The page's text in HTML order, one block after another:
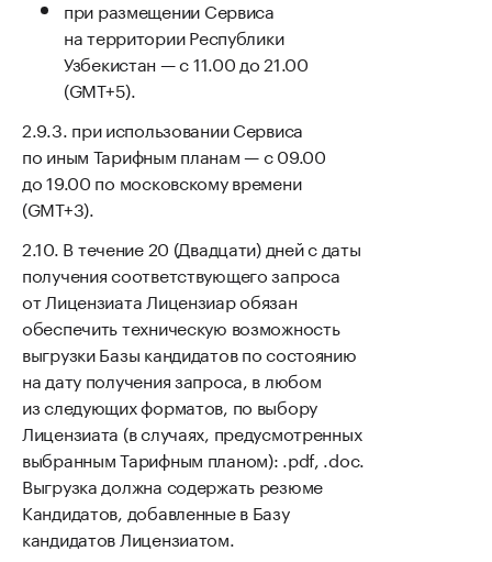
при размещении Сервиса
на территории Республики
Узбекистан — с 11.00 до 21.00
(GMT+5).
при использовании Сервиса
по иным Тарифным планам — с 09.00
до 19.00 по московскому времени
(GMT+3).
В течение 20 (Двадцати) дней с даты
получения соответствующего запроса
от Лицензиата Лицензиар обязан
обеспечить техническую возможность
выгрузки Базы кандидатов по состоянию
на дату получения запроса, в любом
из следующих форматов, по выбору
Лицензиата (в случаях, предусмотренных
выбранным Тарифным планом): .pdf, .doc.
Выгрузка должна содержать резюме
Кандидатов, добавленные в Базу
кандидатов Лицензиатом.